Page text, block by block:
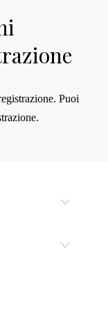
Puoi